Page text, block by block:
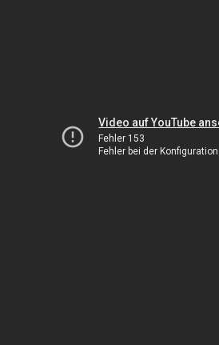
Video auf YouTube
Fehler 153
Fehler bei der